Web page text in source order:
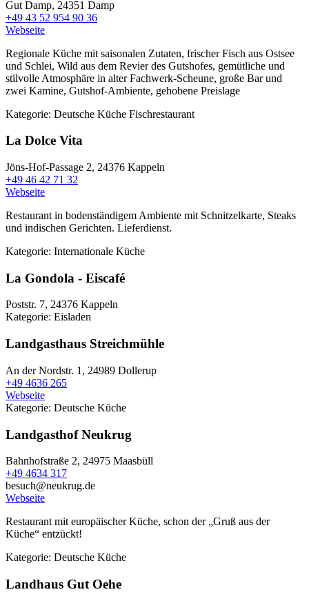
Gut Damp, 24351 Damp
+49 43 52 954 90 36
Webseite
Regionale Küche mit saisonalen Zutaten, frischer Fisch aus Ostsee
und Schlei, Wild aus dem Revier des Gutshofes, gemütliche und
stilvolle Atmosphäre in alter Fachwerk-Scheune, große Bar und
zwei Kamine, Gutshof-Ambiente, gehobene Preislage
Kategorie: Deutsche Küche Fischrestaurant
La Dolce Vita
Jöns-Hof-Passage 2, 24376 Kappeln
+49 46 42 71 32
Webseite
Restaurant in bodenständigem Ambiente mit Schnitzelkarte, Steaks
und indischen Gerichten. Lieferdienst.
Kategorie: Internationale Küche
La Gondola - Eiscafé
Poststr. 7, 24376 Kappeln
Kategorie: Eisladen
Landgasthaus Streichmühle
An der Nordstr. 1, 24989 Dollerup
+49 4636 265
Webseite
Kategorie: Deutsche Küche
Landgasthof Neukrug
Bahnhofstraße 2, 24975 Maasbüll
+49 4634 317
besuch@neukrug.de
Webseite
Restaurant mit europäischer Küche, schon der „Gruß aus der
Küche“ entzückt!
Kategorie: Deutsche Küche
Landhaus Gut Oehe